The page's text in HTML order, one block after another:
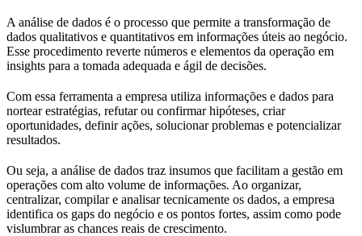
A análise de dados é o processo que permite a transformação de
dados qualitativos e quantitativos em informações úteis ao negócio.
Esse procedimento reverte números e elementos da operação em
insights para a tomada adequada e ágil de decisões.
Com essa ferramenta a empresa utiliza informações e dados para
nortear estratégias, refutar ou confirmar hipóteses, criar
oportunidades, definir ações, solucionar problemas e potencializar
resultados.
Ou seja, a análise de dados traz insumos que facilitam a gestão em
operações com alto volume de informações. Ao organizar,
centralizar, compilar e analisar tecnicamente os dados, a empresa
identifica os gaps do negócio e os pontos fortes, assim como pode
vislumbrar as chances reais de crescimento.